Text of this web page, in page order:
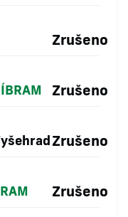
Zrušeno
Zrušeno
Zrušeno
Zrušeno